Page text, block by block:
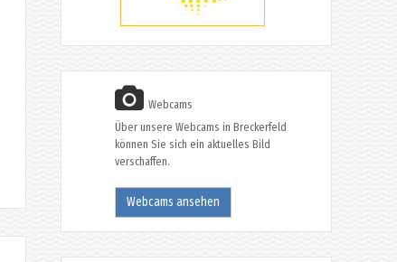
Webcams
Über unsere Webcams in Breckerfeld
können Sie sich ein aktuelles Bild
verschaffen.
Webcams ansehen